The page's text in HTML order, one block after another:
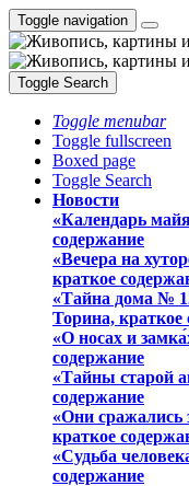
Toggle navigation
Toggle Search
Toggle menubar
Toggle fullscreen
Boxed page
Toggle Search
Новости
«Календарь
содержание
«Вечера на
краткое
«Тайна дома №
Торина, краткое
«О носах и
содержание
«Тайны старой
содержание
«Они
краткое
«Судьба
содержание